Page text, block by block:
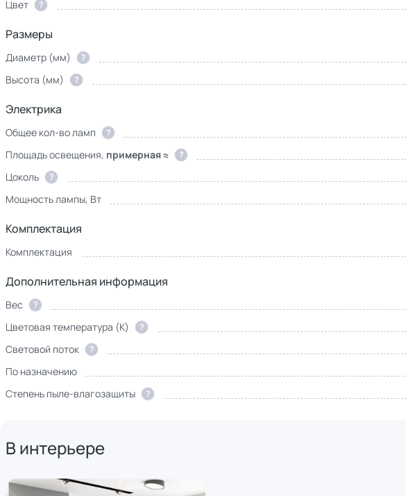
Цвет
?
Размеры
Диаметр (мм) ?
Высота (мм)
?
Электрика
Общее кол-во ламп ?
Площадь освещения, примерная ≈ ?
Цоколь
?
Мощность лампы, Вт
Комплектация
Комплектация
Дополнительная информация
Вес ?
Цветовая температура (К)
?
Световой поток
?
По назначению
Степень пыле-влагозащиты
?
В интерьере